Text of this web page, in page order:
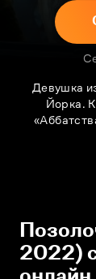
Девушка
Йорка.
2022)